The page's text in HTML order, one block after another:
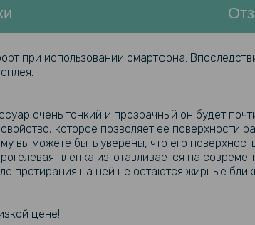
Противоударная гидрогелевая пленка
при использовании смартфона.
очень тонкий и прозрачный он будет
которое позволяет ее поверхности
вы можете быть уверены, что его
пленка изготавливается на
протирания на ней не остаются жирные
цене!